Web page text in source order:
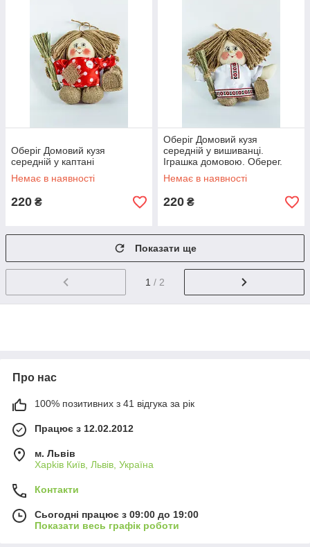
Оберіг Домовий кузя
середній у каптані
Немає в наявності
220 ₴
Оберіг Домовий кузя
середній у вишиванці.
Іграшка домовою. Оберег.
Немає в наявності
220 ₴
Показати ще
1 / 2
Про нас
100% позитивних з 41 відгука за рік
Працює з 12.02.2012
м. Львів
Харkiв Київ, Львів, Україна
Контакти
Сьогодні працює з 09:00 до 19:00
Показати весь графік роботи